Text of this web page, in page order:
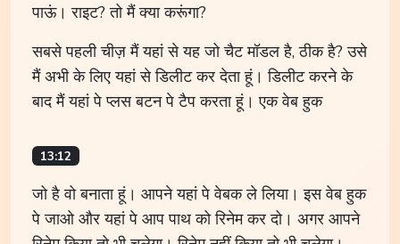
पाऊं। राइट? तो मैं क्या करूंगा?
सबसे पहली चीज़ मैं यहां से यह जो चैट मॉडल है, ठीक है? उसे
मैं अभी के लिए यहां से डिलीट कर देता हूं। डिलीट करने के
बाद मैं यहां पे प्लस बटन पे टैप करता हूं। एक वेब हुक
13:12
जो है वो बनाता हूं। आपने यहां पे वेबक ले लिया। इस वेब हुक
पे जाओ और यहां पे आप पाथ को रिनेम कर दो। अगर आपने